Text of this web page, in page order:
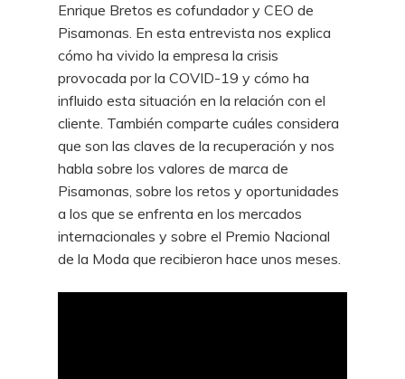
Enrique Bretos es cofundador y CEO de
Pisamonas. En esta entrevista nos explica
cómo ha vivido la empresa la crisis
provocada por la COVID-19 y cómo ha
influido esta situación en la relación con el
cliente. También comparte cuáles considera
que son las claves de la recuperación y nos
habla sobre los valores de marca de
Pisamonas, sobre los retos y oportunidades
a los que se enfrenta en los mercados
internacionales y sobre el Premio Nacional
de la Moda que recibieron hace unos meses.